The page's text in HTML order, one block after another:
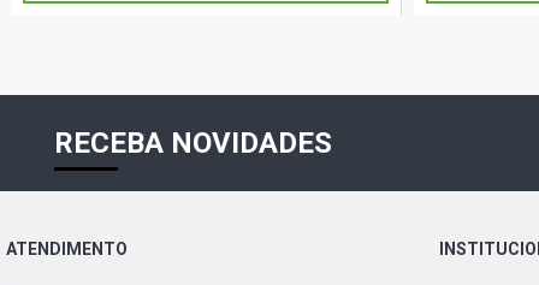
RECEBA NOVIDADES
ATENDIMENTO